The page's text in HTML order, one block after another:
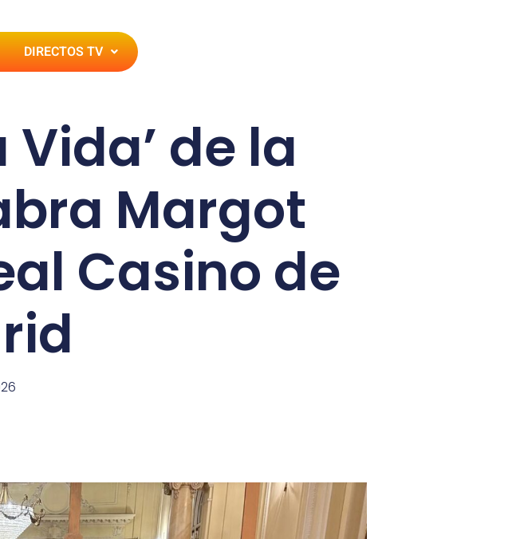
DIRECTOS TV
Vida’ de la
Margot
Casino de